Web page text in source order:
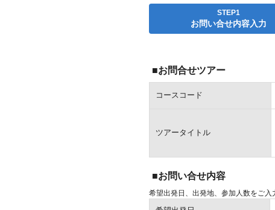
STEP1
お問い合せ内容入力
■お問合せツアー
コースコード
ツアータイトル
■お問い合せ内容
希望出発日、出発地、参加人数をご入